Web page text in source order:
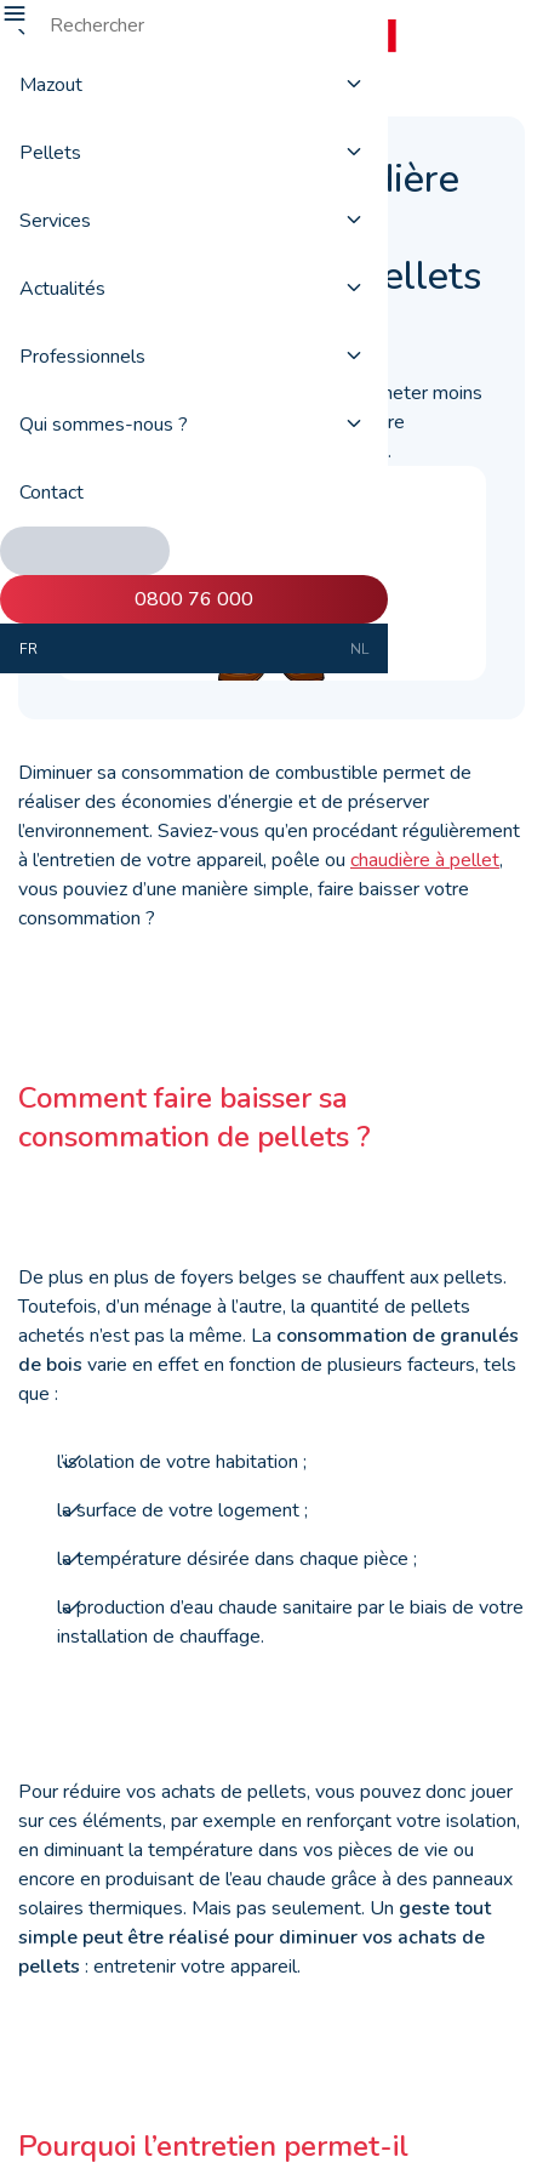
Mazout
Pellets
Services
Actualités
Professionnels
Qui sommes-nous ?
Contact
0800 76 000
FR NL
Entretenir sa chaudière
ou son poêle pour
acheter moins de pellets
Pour réduire votre consommation et acheter moins
de pellets, pensez à faire entretenir votre
chaudière ou votre poêle régulièrement.
Diminuer sa consommation de combustible permet de
réaliser des économies d’énergie et de préserver
l’environnement. Saviez-vous qu’en procédant régulièrement
à l’entretien de votre appareil, poêle ou chaudière à pellet,
vous pouviez d’une manière simple, faire baisser votre
consommation ?
Comment faire baisser sa
consommation de pellets ?
De plus en plus de foyers belges se chauffent aux pellets.
Toutefois, d’un ménage à l’autre, la quantité de pellets
achetés n’est pas la même. La consommation de granulés
de bois varie en effet en fonction de plusieurs facteurs, tels
que :
l’isolation de votre habitation ;
la surface de votre logement ;
la température désirée dans chaque pièce ;
la production d’eau chaude sanitaire par le biais de votre
installation de chauffage.
Pour réduire vos achats de pellets, vous pouvez donc jouer
sur ces éléments, par exemple en renforçant votre isolation,
en diminuant la température dans vos pièces de vie ou
encore en produisant de l’eau chaude grâce à des panneaux
solaires thermiques. Mais pas seulement. Un geste tout
simple peut être réalisé pour diminuer vos achats de
pellets : entretenir votre appareil.
Pourquoi l’entretien permet-il